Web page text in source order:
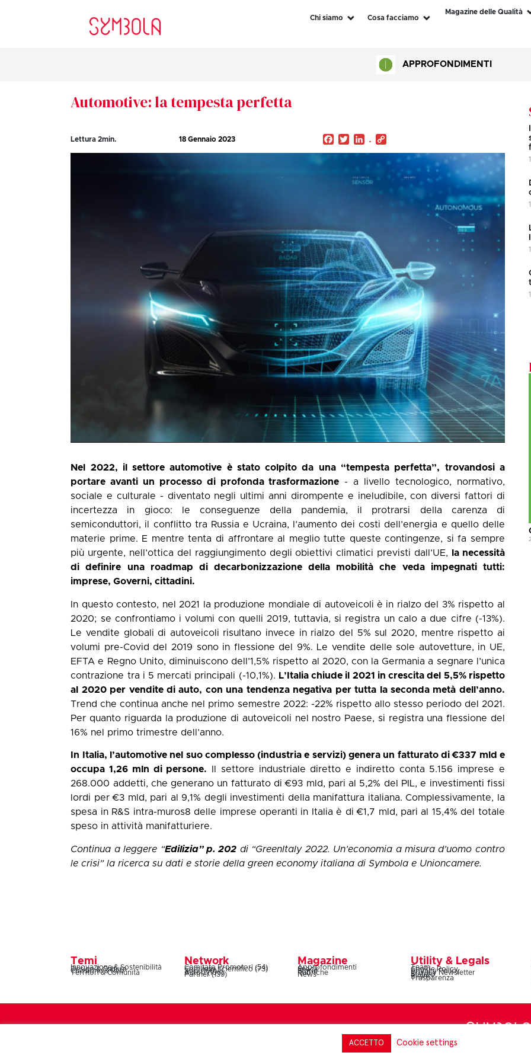
Chi siamo Cosa facciamo
Magazine delle Qualità
APPROFONDIMENTI
Automotive: la tempesta perfetta
Lettura2min. 18 Gennaio 2023 Facebook
TwitterLinkedIn
Nel 2022, il settore automotive è stato colpito da una “tempesta perfetta”, trovandosi a
portare avanti un processo di profonda trasformazione - a livello tecnologico, normativo,
sociale e culturale - diventato negli ultimi anni dirompente e ineludibile, con diversi fattori di
incertezza in gioco: le conseguenze della pandemia, il protrarsi della carenza di
semiconduttori, il conflitto tra Russia e Ucraina, l’aumento dei costi dell’energia e quello delle
materie prime. E mentre tenta di affrontare al meglio tutte queste contingenze, si fa sempre
più urgente, nell’ottica del raggiungimento degli obiettivi climatici previsti dall’UE,
la necessità
di definire una roadmap di decarbonizzazione della mobilità che veda impegnati tutti:
imprese, Governi, cittadini.
In questo contesto, nel 2021 la produzione mondiale di autoveicoli è in rialzo del 3% rispetto al
2020; se confrontiamo i volumi con quelli 2019, tuttavia, si registra un calo a due cifre (-13%).
Le vendite globali di autoveicoli risultano invece in rialzo del 5% sul 2020, mentre rispetto ai
volumi pre-Covid del 2019 sono in flessione del 9%. Le vendite delle sole autovetture, in UE,
EFTA e Regno Unito, diminuiscono dell’1,5% rispetto al 2020, con la Germania a segnare l’unica
contrazione tra i 5 mercati principali (-10,1%). L’Italia chiude il 2021 in crescita del 5,5% rispetto
al 2020 per vendite di auto, con una tendenza negativa per tutta la seconda metà dell’anno.
Trend che continua anche nel primo semestre 2022: -22% rispetto allo stesso periodo del 2021.
Per quanto riguarda la produzione di autoveicoli nel nostro Paese, si registra una flessione del
16% nel primo trimestre dell’anno.
In Italia, l’automotive nel suo complesso (industria e servizi) genera un fatturato di €337 mld e
occupa 1,26 mln di persone. Il settore industriale diretto e indiretto conta 5.156 imprese e
268.000 addetti, che generano un fatturato di €93 mld, pari al 5,2% del PIL, e investimenti fissi
lordi per €3 mld, pari al 9,1% degli investimenti della manifattura italiana. Complessivamente, la
spesa in R&S intra-muros8 delle imprese operanti in Italia è di €1,7 mld, pari al 15,4% del totale
speso in attività manifatturiere.
Continua a leggere “Edilizia” p. 202 di “GreenItaly 2022. Un’economia a misura d’uomo contro
le crisi”la ricerca su dati e storie della green economy italiana di Symbola e Unioncamere.
Temi
Innovazione & Sostenibilità
Design & Cultura
Coesione & Reti
Territori & Comunità
Network
Comitato Promotori (54)
Comitato Scientifico (73)
Soci (160)
Autori (106)
Partner (139)
Magazine
Approfondimenti
Snack
Storie
Rubriche
News
Utility & Legals
Team
Cookie Policy
Privacy Policy
Privacy Newsletter
Statuto
Bilanci
Trasparenza
ACCETTO Cookie settings